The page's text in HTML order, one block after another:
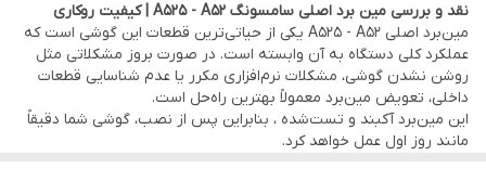
• کیفیت:اصلی روکاری (قطعه اصلی نصب شده توسط کمپانی
سامسونگ)
•••••••••••••
🛠 ضمانت و خدمات:
• گارانتی اصالت کالا و هفت روز مهلت تست سلامت قطعه
نقد و بررسی مین برد اصلی سامسونگ A525 - A52 | کیفیت روکاری
مین‌برد اصلی A525 - A52 یکی از حیاتی‌ترین قطعات این گوشی است که
عملکرد کلی دستگاه به آن وابسته است. در صورت بروز مشکلاتی مثل
روشن نشدن گوشی، مشکلات نرم‌افزاری مکرر یا عدم شناسایی قطعات
داخلی، تعویض مین‌برد معمولاً بهترین راه‌حل است.
این مین‌برد آکبند و تست‌شده ، بنابراین پس از نصب، گوشی شما دقیقاً
مانند روز اول عمل خواهد کرد.